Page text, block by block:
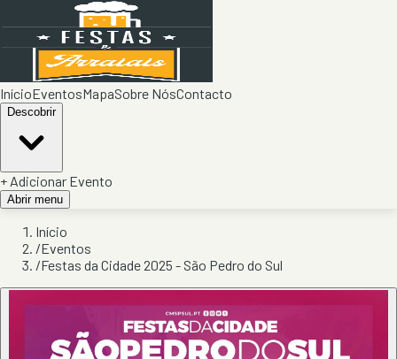
InícioEventosMapaSobre NósContacto
Descobrir
+ Adicionar Evento
Abrir menu
Início
/Eventos
/Festas da Cidade 2025 - São Pedro do Sul